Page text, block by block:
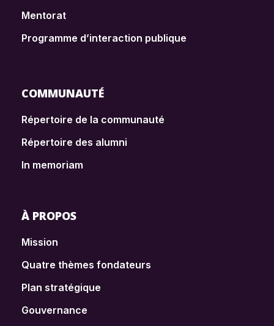
Mentorat
Programme d’interaction publique
COMMUNAUTÉ
Répertoire de la communauté
Répertoire des alumni
In memoriam
À PROPOS
Mission
Quatre thèmes fondateurs
Plan stratégique
Gouvernance